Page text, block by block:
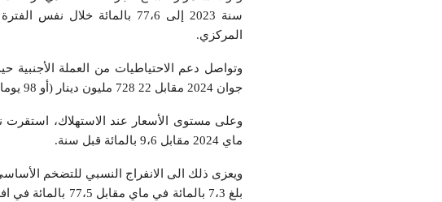
المركزي.
جوان 2024 مقابل 22 728 ملیون دینار (أو 98 یوما من التورید) قبل سنة.
ماي 2024 مقابل 9،6 بالمائة قبل سنة.
ويعزى ذلك الى الانفراج النسبي للتضخم
بلغ 7،3 بالمائة